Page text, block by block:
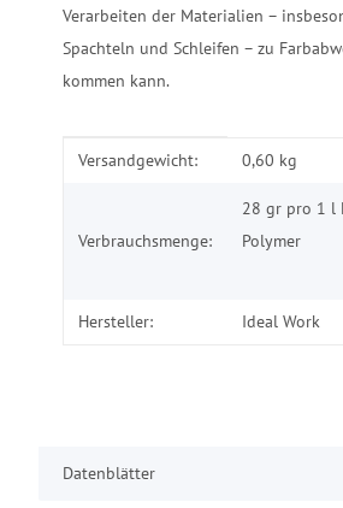
Verarbeiten der Materialien –
Spachteln und Schleifen – zu
kommen kann.
Produkteigenschaft
Wert
Versandgewicht: 0,60 kg
Verbrauchsmenge:
28 gr pro 1 l
Polymer
Hersteller: Ideal Work
Datenblätter